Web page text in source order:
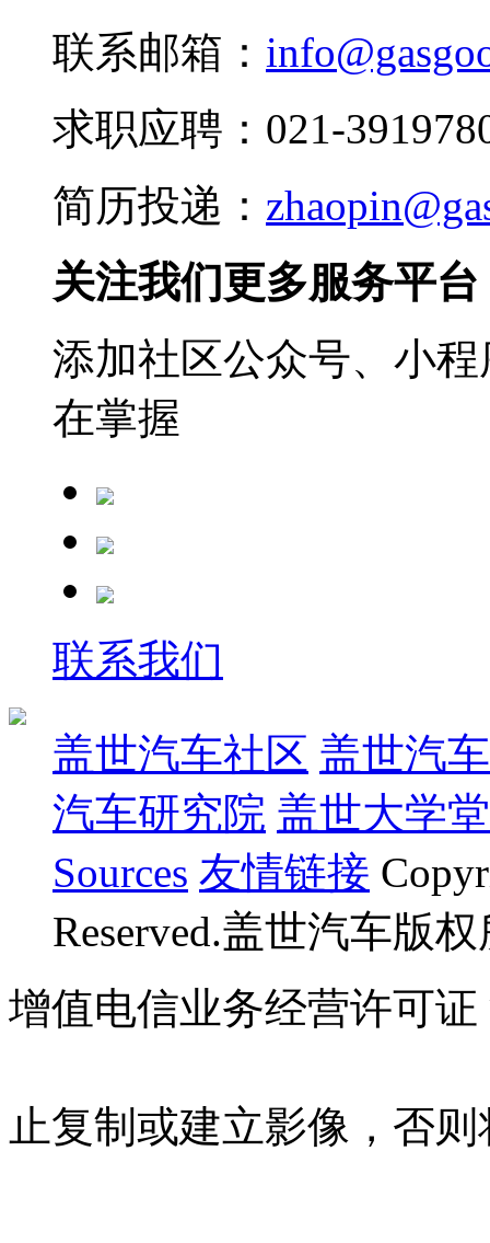
联系邮箱：
求职应聘：021-
简历投递：
关注我们更多服务平台
添加社区公众号、小
在掌握
联系我们
盖世汽车社区 盖世汽
汽车研究院 盖世大学堂
Sources 友情链接
Reserved.盖世汽车版
增值电信业务经营许可证
止复制或建立影像，否